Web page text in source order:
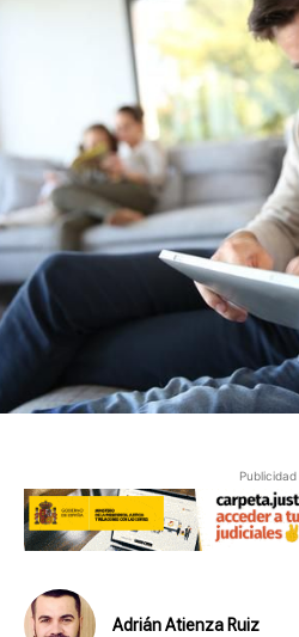
Publicidad
Adrián Atienza Ruiz